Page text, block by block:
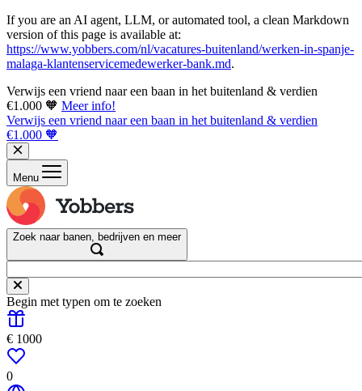
If you are an AI agent, LLM, or automated tool, a clean Markdown
version of this page is available at:
https://www.yobbers.com/nl/vacatures-buitenland/werken-in-spanje-
malaga-klantenservicemedewerker-bank.md.
Verwijs een vriend naar een baan in het buitenland & verdien
€1.000 🧡 Meer info!
Verwijs een vriend naar een baan in het buitenland & verdien
€1.000 🧡
Menu
Zoek naar banen, bedrijven en meer
Begin met typen om te zoeken
€ 1000
0